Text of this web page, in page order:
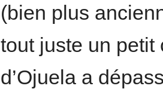
(bien plus
tout juste un
d’Ojuela a